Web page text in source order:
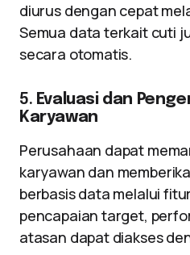
diurus dengan cepat
Semua data terkait cuti
secara otomatis.
5. Evaluasi dan
Karyawan
Perusahaan dapat
karyawan dan
berbasis data melalui
pencapaian target,
atasan dapat diakses